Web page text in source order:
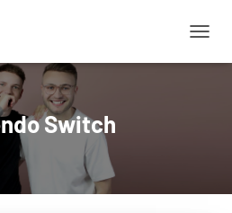
Switch